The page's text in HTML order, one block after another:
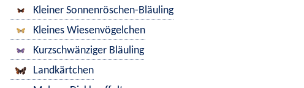
Kleiner Sonnenröschen-Bläuling
Kleines Wiesenvögelchen
Kurzschwänziger Bläuling
Landkärtchen